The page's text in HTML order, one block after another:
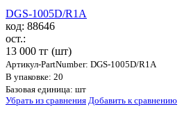
DGS-1005D/R1A
код: 88646
ост.:
13 000 тг (шт)
Артикул-PartNumber: DGS-1005D/R1A
В упаковке: 20
Базовая единица: шт
Убрать из сравнения Добавить к сравнению